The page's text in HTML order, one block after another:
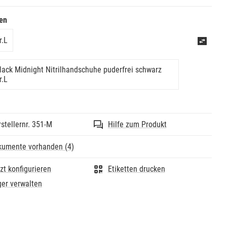
unsteril
dehnbar und strapazierfähig
Daten:
blau
Midnight Nitrilhandschuhe puderfrei schwarz
351-M Hilfe zum Produkt
vorhanden (4)
konfigurieren
verwalten
Etiketten drucken